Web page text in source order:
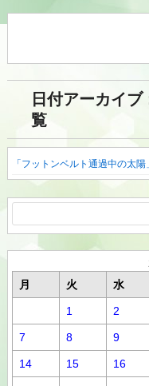
日付アーカイ
覧
「フットンベルト通過中の太陽
索:
月
火 水
1 2
7 8 9
14 15 16